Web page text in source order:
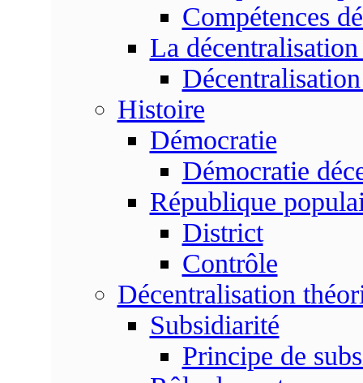
Compétences
La
Histoire
Démocratie
Démocratie
République
District
Contrôle
Décentralisation
Subsidiarité
Principe de